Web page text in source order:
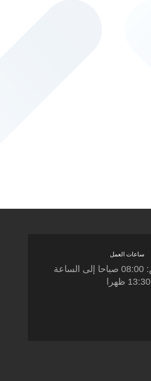
ساعات العمل
الأحد- الخميس: 08:00 صباحا إلى الساعة
13:30 ظهرا